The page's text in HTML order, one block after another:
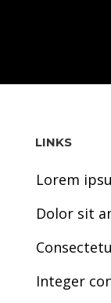
LINKS
Lorem
Dolor sit
Integer